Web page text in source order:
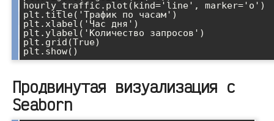
hourly_traffic.plot(kind='line', marker='o')
plt.title('Трафик по часам')
plt.xlabel('Час дня')
plt.ylabel('Количество запросов')
plt.grid(True)
Продвинутая визуализация с
Seaborn